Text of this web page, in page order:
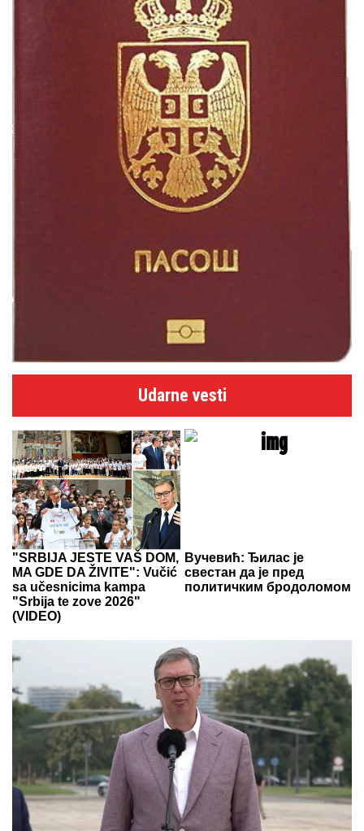
Udarne vesti
"SRBIJA JESTE VAŠ DOM,
MA GDE DA ŽIVITE": Vučić
sa učesnicima kampa
"Srbija te zove 2026"
(VIDEO)
Вучевић: Ђилас је
свестан да је пред
политичким бродоломом